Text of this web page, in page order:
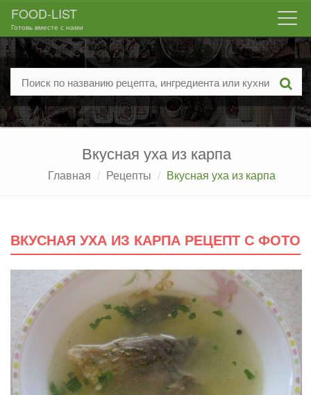
FOOD-LIST
Готовь вместе с нами
Вкусная уха из карпа
Главная Рецепты Вкусная уха из карпа
ВКУСНАЯ УХА ИЗ КАРПА РЕЦЕПТ С ФОТО